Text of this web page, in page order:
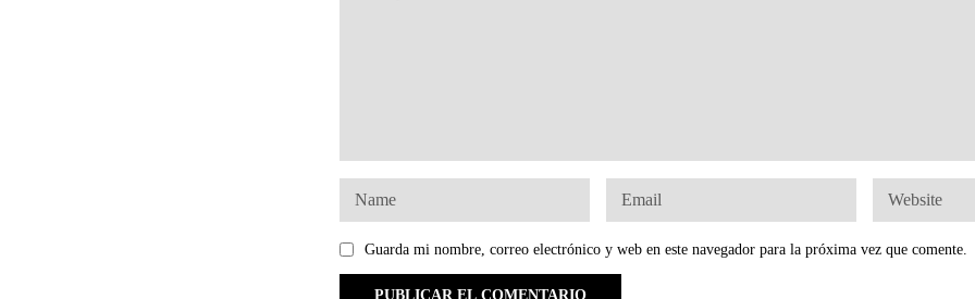
Guarda mi nombre, correo electrónico y web en este navegador para la próxima vez que comente.